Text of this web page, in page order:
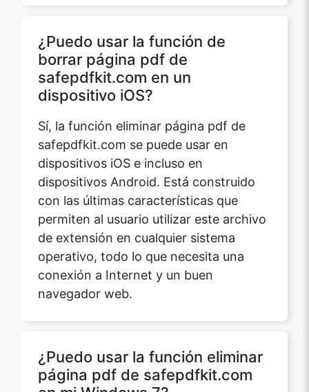
¿Puedo usar la función de
borrar página pdf de
safepdfkit.com en un
dispositivo iOS?
safepdfkit.com se puede usar en
dispositivos iOS e incluso en
dispositivos Android. Está construido
con las últimas características que
permiten al usuario utilizar este archivo
de extensión en cualquier sistema
operativo, todo lo que necesita una
conexión a Internet y un buen
navegador web.
¿Puedo usar la función eliminar
página pdf de safepdfkit.com
en mi Windows 7?